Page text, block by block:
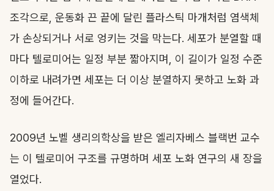
조각으로, 운동화 끈 끝에 달린 플라스틱 마개처럼 염색체
가 손상되거나 서로 엉키는 것을 막는다. 세포가 분열할 때
마다 텔로미어는 일정 부분 짧아지며, 이 길이가 일정 수준
이하로 내려가면 세포는 더 이상 분열하지 못하고 노화 과
정에 들어간다.
2009년 노벨 생리의학상을 받은 엘리자베스 블랙번 교수
는 이 텔로미어 구조를 규명하며 세포 노화 연구의 새 장을
열었다.